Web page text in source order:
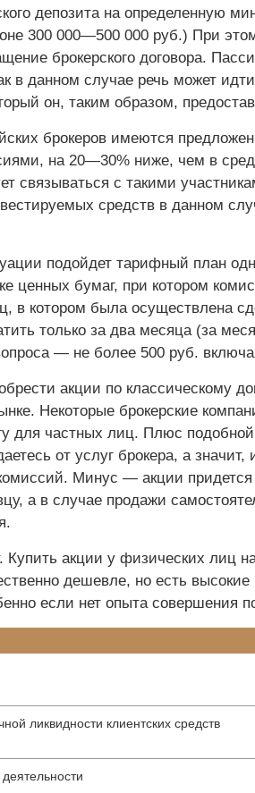
депозита на определенную
300 000—500 000 руб.) При
брокерского договора.
в данном случае речь может
он, таким образом,
брокеров имеются
на 20—30% ниже, чем в
связываться с такими
средств в данном
подойдет тарифный план
ценных бумаг, при котором
в котором была осуществлена
только за два месяца (за
— не более 500 руб.
акции по классическому
Некоторые брокерские
для частных лиц. Плюс
от услуг брокера, а значит,
Минус — акции придется
а в случае продажи
акции у физических лиц
дешевле, но есть высокие
если нет опыта совершения
ликвидности клиентских средств